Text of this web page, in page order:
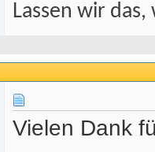
Lassen wir
Vielen Dank